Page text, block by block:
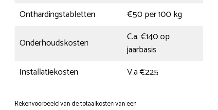
Onthardingstabletten
€50 per 100 kg
Onderhoudskosten
C.a. €140 op
jaarbasis
Installatiekosten
V.a €225
Rekenvoorbeeld van de totaalkosten van een